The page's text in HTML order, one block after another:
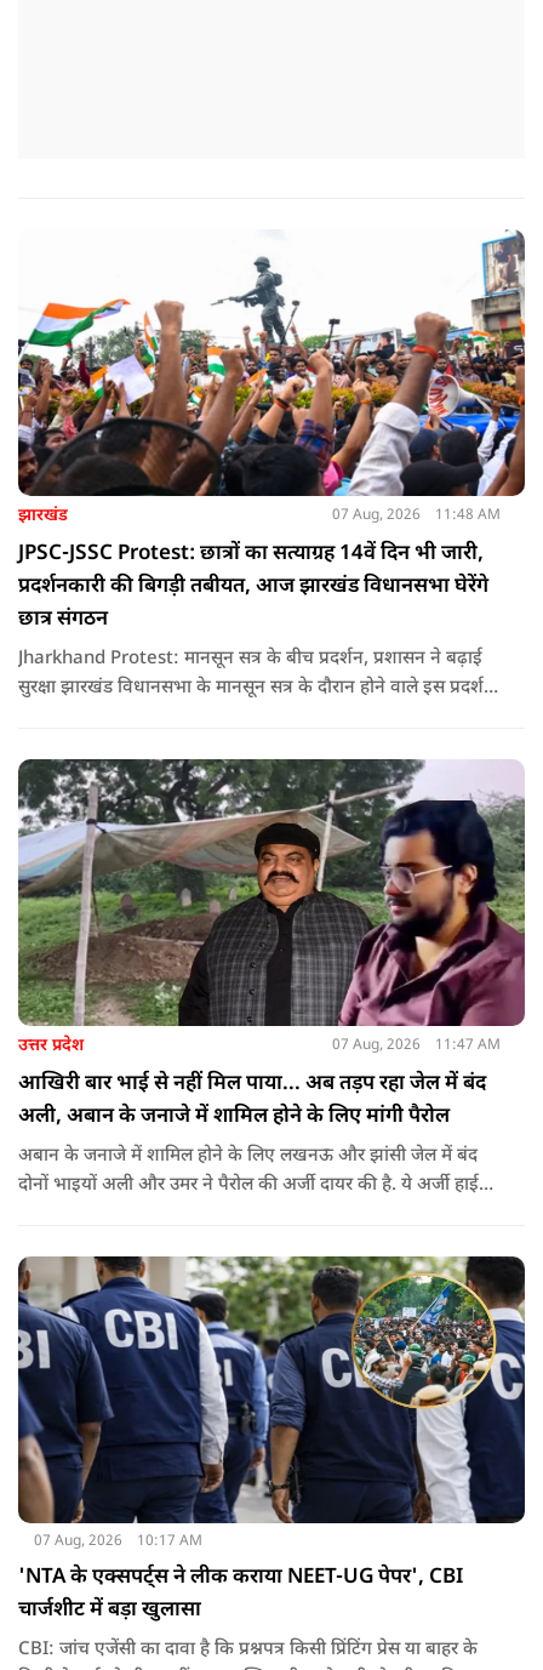
झारखंड 07 Aug, 2026 11:48 AM
JPSC-JSSC Protest: छात्रों का सत्याग्रह 14वें दिन भी जारी,
प्रदर्शनकारी की बिगड़ी तबीयत, आज झारखंड विधानसभा घेरेंगे
छात्र संगठन
Jharkhand Protest: मानसून सत्र के बीच प्रदर्शन, प्रशासन ने बढ़ाई
सुरक्षा झारखंड विधानसभा के मानसून सत्र के दौरान होने वाले इस प्रदर्शन
जनाधिकार महासभा के आह्वान पर आयोजित किया जा रहा है.
उत्तर प्रदेश 07 Aug, 2026 11:47 AM
आखिरी बार भाई से नहीं मिल पाया... अब तड़प रहा जेल में बंद
अली, अबान के जनाजे में शामिल होने के लिए मांगी पैरोल
अबान के जनाजे में शामिल होने के लिए लखनऊ और झांसी जेल में बंद
दोनों भाइयों अली और उमर ने पैरोल की अर्जी दायर की है. ये अर्जी हाई
07 Aug, 2026 10:17 AM
'NTA के एक्सपर्ट्स ने लीक कराया NEET-UG पेपर', CBI
चार्जशीट में बड़ा खुलासा
CBI: जांच एजेंसी का दावा है कि प्रश्नपत्र किसी प्रिंटिंग प्रेस या बाहर के